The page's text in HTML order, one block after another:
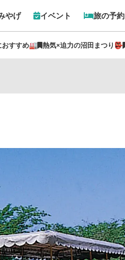
やげ イベント 旅の予約
おすすめ🏭 熱気×迫力の沼田まつり👺